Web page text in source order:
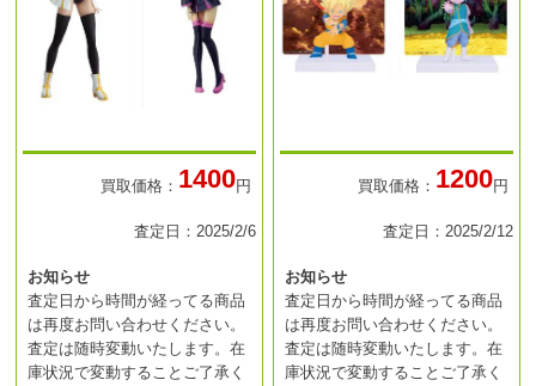
買取価格： 1400円
査定日：2025/2/6
お知らせ
査定日から時間が経ってる商品
は再度お問い合わせください。
査定は随時変動いたします。在
庫状況で変動することご了承く
買取価格： 1200円
査定日：2025/2/12
お知らせ
査定日から時間が経ってる商品
は再度お問い合わせください。
査定は随時変動いたします。在
庫状況で変動することご了承く